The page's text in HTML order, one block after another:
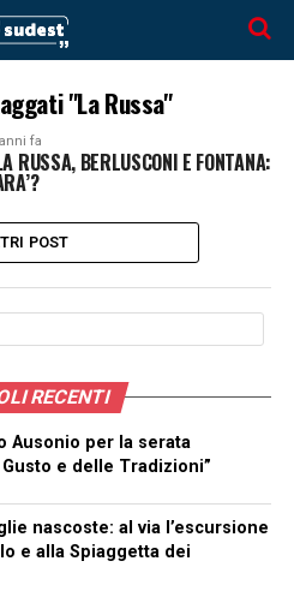
"La Russa"
fa
RUSSA, BERLUSCONI E FONTANA:
POST
RECENTI
Ausonio per la serata
e delle Tradizioni”
nascoste: al via l’escursione
e alla Spiaggetta dei